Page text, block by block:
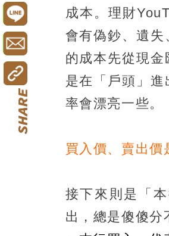
成本。理財
會有偽鈔、遺
的成本先從現
是在「戶頭」
率會漂亮一些。
買入價、賣出價
接下來則是「
出，總是傻傻分